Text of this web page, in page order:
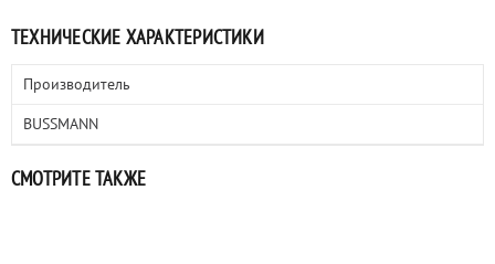
ТЕХНИЧЕСКИЕ ХАРАКТЕРИСТИКИ
Производитель
BUSSMANN
СМОТРИТЕ ТАКЖЕ